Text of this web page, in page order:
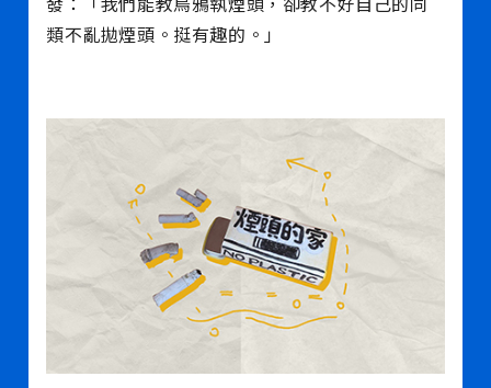
發：「我們能教烏鴉執煙頭，卻教不好自己的同
類不亂拋煙頭。挺有趣的。」